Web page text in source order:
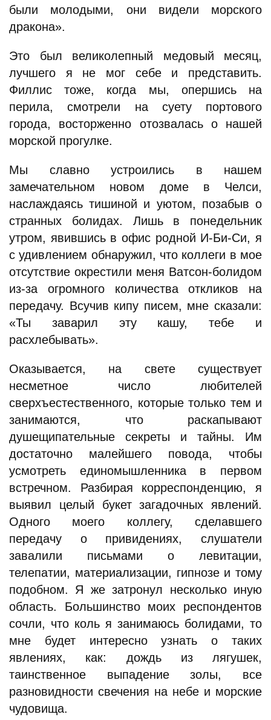
были молодыми, они видели морского
дракона».
Это был великолепный медовый месяц,
лучшего я не мог себе и представить.
Филлис тоже, когда мы, опершись на
перила, смотрели на суету портового
города, восторженно отозвалась о нашей
морской прогулке.
Мы славно устроились в нашем
замечательном новом доме в Челси,
наслаждаясь тишиной и уютом, позабыв о
странных болидах. Лишь в понедельник
утром, явившись в офис родной И-Би-Си, я
с удивлением обнаружил, что коллеги в мое
отсутствие окрестили меня Ватсон-болидом
из-за огромного количества откликов на
передачу. Всучив кипу писем, мне сказали:
«Ты заварил эту кашу, тебе и
расхлебывать».
Оказывается, на свете существует
несметное число любителей
сверхъестественного, которые только тем и
занимаются, что раскапывают
душещипательные секреты и тайны. Им
достаточно малейшего повода, чтобы
усмотреть единомышленника в первом
встречном. Разбирая корреспонденцию, я
выявил целый букет загадочных явлений.
Одного моего коллегу, сделавшего
передачу о привидениях, слушатели
завалили письмами о левитации,
телепатии, материализации, гипнозе и тому
подобном. Я же затронул несколько иную
область. Большинство моих респондентов
сочли, что коль я занимаюсь болидами, то
мне будет интересно узнать о таких
явлениях, как: дождь из лягушек,
таинственное выпадение золы, все
разновидности свечения на небе и морские
чудовища.